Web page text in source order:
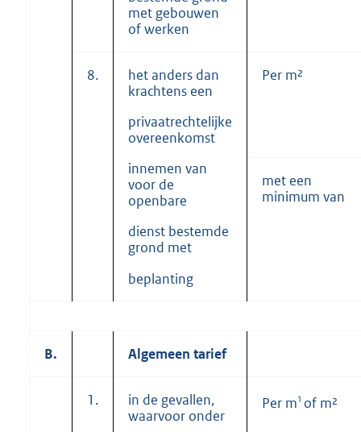
met gebouwen
of werken
8.
het anders dan
krachtens een
privaatrechtelijke
overeenkomst
innemen van
voor de
openbare
dienst bestemde
grond met
beplanting
Per m²
met een
minimum van
B. Algemeen tarief
1.
in de gevallen,
waarvoor onder
Per m1 of m²